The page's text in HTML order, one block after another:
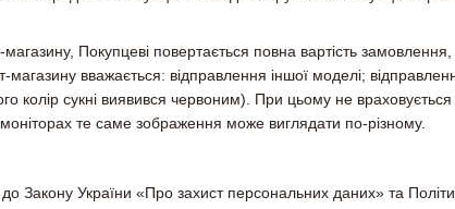
Покупцеві повертається повна вартість
вважається: відправлення іншої моделі;
колір сукні виявився червоним). При цьому не враховується
те саме зображення може виглядати по-різному.
Закону України «Про захист персональних даних» та